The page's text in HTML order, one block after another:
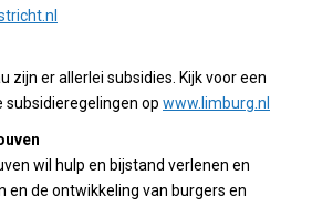
zijn er allerlei subsidies. Kijk voor een
op www.limburg.nl
wil hulp en bijstand verlenen en
en de ontwikkeling van burgers en